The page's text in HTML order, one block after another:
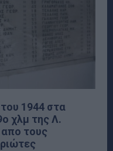
του 1944 στα
χλμ της Λ.
τους